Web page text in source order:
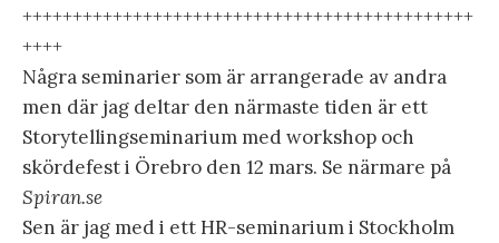
+++++++++++++++++++++++++++++++++++++++++++++
++++
Några seminarier som är arrangerade av andra
men där jag deltar den närmaste tiden är ett
Storytellingseminarium med workshop och
skördefest i Örebro den 12 mars. Se närmare på
Spiran.se
Sen är jag med i ett HR-seminarium i Stockholm